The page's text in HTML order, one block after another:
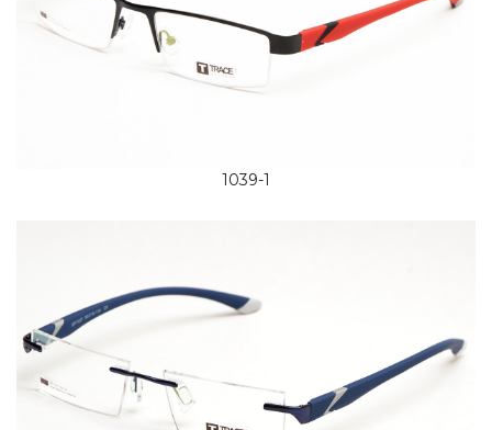
1039-1